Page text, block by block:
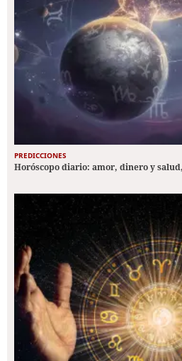
PREDICCIONES
Horóscopo diario: amor, dinero y